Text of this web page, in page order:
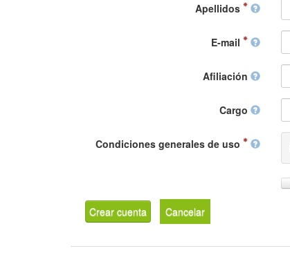
Apellidos
E-mail
Afiliación
Cargo
Condiciones generales de uso
Crear cuenta Cancelar